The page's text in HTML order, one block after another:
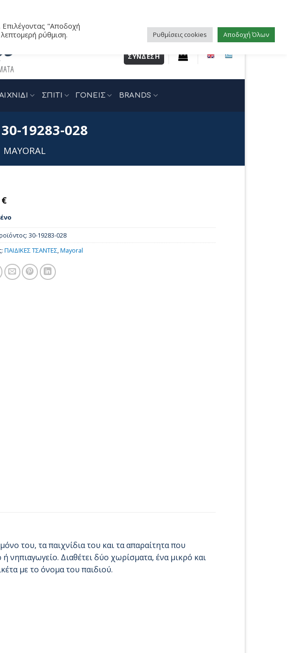
ΣΎΝΔΕΣΗ
ΣΠΙΤΙ ΓΟΝΕΙΣ BRANDS
19283-028
MAYORAL
€
30-19283-028
ΠΑΙΔΙΚΕΣ ΤΣΑΝΤΕΣ,Mayoral
του, τα παιχνίδια του και τα απαραίτητα που
νηπιαγωγείο. Διαθέτει δύο χωρίσματα, ένα μικρό και
με το όνομα του παιδιού.
Επιλέγοντας "Αποδοχή
ρύθμιση.
Ρυθμίσεις cookies Αποδοχή Όλων